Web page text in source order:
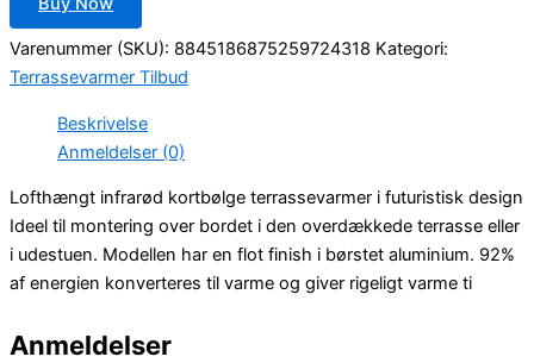
Varenummer (SKU): 8845186875259724318 Kategori:
Terrassevarmer Tilbud
Beskrivelse
Anmeldelser (0)
Lofthængt infrarød kortbølge terrassevarmer i futuristisk design
Ideel til montering over bordet i den overdækkede terrasse eller
i udestuen. Modellen har en flot finish i børstet aluminium. 92%
af energien konverteres til varme og giver rigeligt varme ti
Anmeldelser